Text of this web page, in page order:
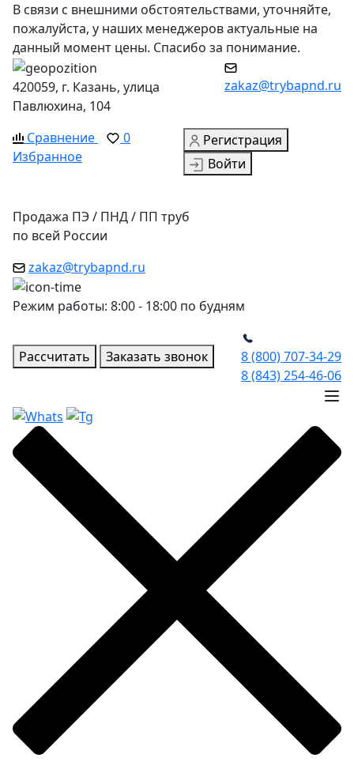
В связи с внешними обстоятельствами, уточняйте,
пожалуйста, у наших менеджеров актуальные на
данный момент цены. Спасибо за понимание.
420059, г. Казань, улица
Павлюхина, 104
zakaz@trybapnd.ru
Сравнение
0
Избранное
Регистрация
Войти
Продажа ПЭ / ПНД / ПП труб
по всей России
zakaz@trybapnd.ru
Режим работы: 8:00 - 18:00 по будням
Рассчитать Заказать звонок
8 (800) 707-34-29
8 (843) 254-46-06